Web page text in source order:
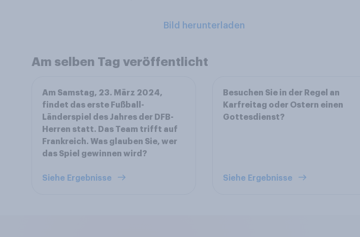
Bild herunterladen
Am selben Tag veröffentlicht
Am Samstag, 23. März 2024,
findet das erste Fußball-
Länderspiel des Jahres der DFB-
Herren statt. Das Team trifft auf
Frankreich. Was glauben Sie, wer
das Spiel gewinnen wird?
Siehe Ergebnisse
Besuchen Sie in der Regel an
Karfreitag oder Ostern einen
Gottesdienst?
Siehe Ergebnisse